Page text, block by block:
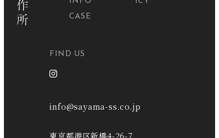
CASE
FIND US
info@sayama-ss.co.jp